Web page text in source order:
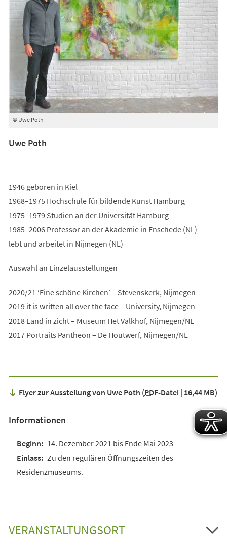
© Uwe Poth
Uwe Poth
1946 geboren in Kiel
1968–1975 Hochschule für bildende Kunst Hamburg
1975–1979 Studien an der Universität Hamburg
1985–2006 Professor an der Akademie in Enschede (NL)
lebt und arbeitet in Nijmegen (NL)
Auswahl an Einzelausstellungen
2020/21 ‘Eine schöne Kirchen’ – Stevenskerk, Nijmegen
2019 it is written all over the face – University, Nijmegen
2018 Land in zicht – Museum Het Valkhof, Nijmegen/NL
2017 Portraits Pantheon – De Houtwerf, Nijmegen/NL
Flyer zur Ausstellung von Uwe Poth PDF-Datei 16,44 MB
Informationen
14. Dezember 2021 bis Ende Mai 2023
Zu den regulären Öffnungszeiten des
Residenzmuseums.
VERANSTALTUNGSORT